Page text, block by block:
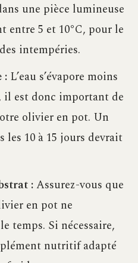
une pièce lumineuse
entre 5 et 10°C, pour le
intempéries.
:L’eau s’évapore moins
il est donc important de
olivier en pot. Un
les 10 à 15 jours devrait
:Assurez-vous que
en pot ne
temps. Si nécessaire,
nutritif adapté